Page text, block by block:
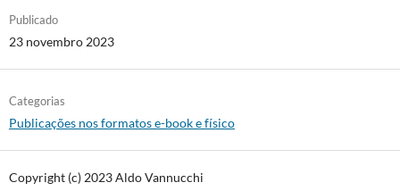
anos.epub
Publicado
23 novembro 2023
Categorias
Publicações nos formatos e-book e físico
Copyright (c) 2023 Aldo Vannucchi